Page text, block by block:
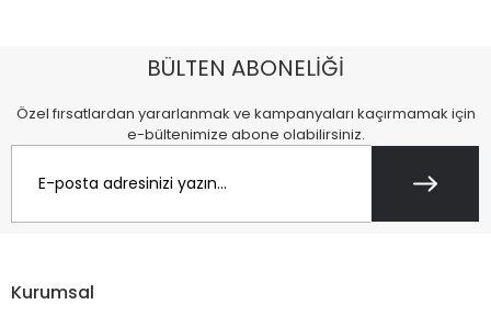
BÜLTEN ABONELİĞİ
Özel fırsatlardan yararlanmak ve kampanyaları kaçırmamak için
e-bültenimize abone olabilirsiniz.
Kurumsal